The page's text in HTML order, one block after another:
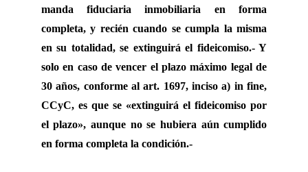
manda fiduciaria inmobiliaria en forma
completa, y recién cuando se cumpla la misma
en su totalidad, se extinguirá el fideicomiso.- Y
solo en caso de vencer el plazo máximo legal de
30 años, conforme al art. 1697, inciso a) in fine,
CCyC, es que se «extinguirá el fideicomiso por
el plazo», aunque no se hubiera aún cumplido
en forma completa la condición.-